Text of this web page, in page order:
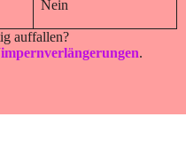
Nein
auffallen?
.